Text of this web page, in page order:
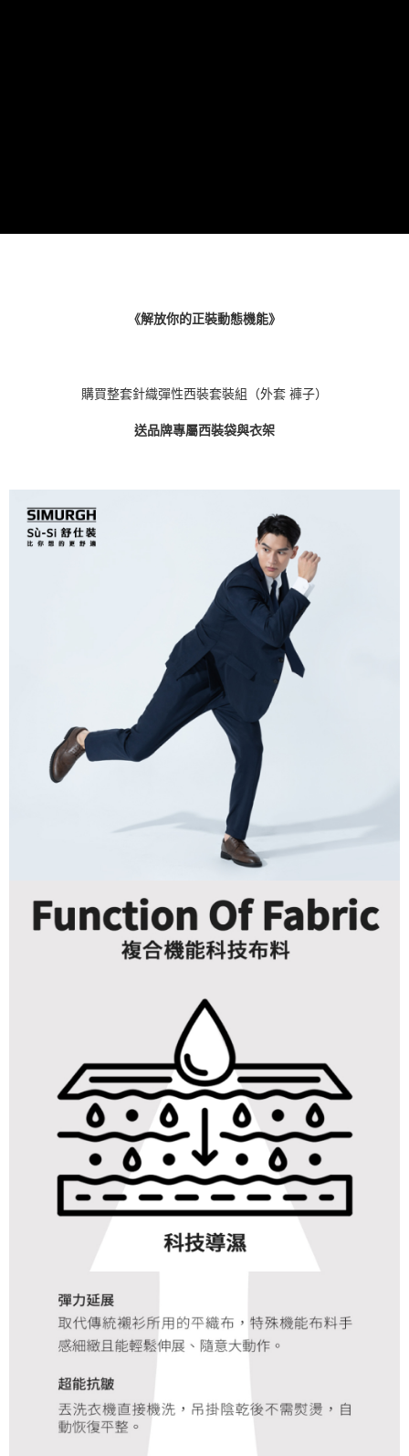
《解放你的正裝動態機能》
購買整套針織彈性西裝套裝組（外套 褲子）
送品牌專屬西裝袋與衣架